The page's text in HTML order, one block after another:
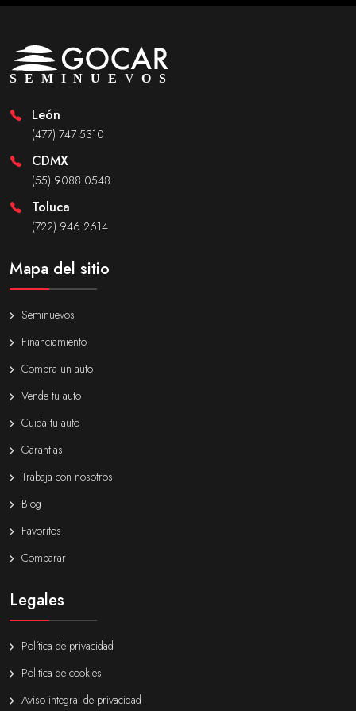
León
(477) 747 5310
CDMX
(55) 9088 0548
Toluca
(722) 946 2614
Mapa del sitio
Seminuevos
Financiamiento
Compra un auto
Vende tu auto
Cuida tu auto
Garantias
Trabaja con nosotros
Blog
Favoritos
Comparar
Legales
Política de privacidad
Politica de cookies
Aviso integral de privacidad